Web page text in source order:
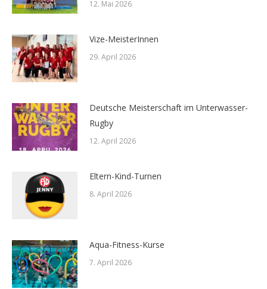
12. Mai 2026
Vize-MeisterInnen
29. April 2026
Deutsche Meisterschaft im Unterwasser-
Rugby
12. April 2026
Eltern-Kind-Turnen
8. April 2026
Aqua-Fitness-Kurse
7. April 2026